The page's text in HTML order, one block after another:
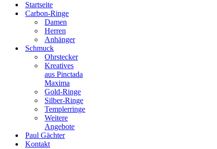
Startseite
Carbon-Ringe
Damen
Herren
Anhänger
Schmuck
Ohrstecker
Kreatives
aus Pinctada
Maxima
Gold-Ringe
Silber-Ringe
Templerringe
Weitere
Angebote
Paul Gächter
Kontakt